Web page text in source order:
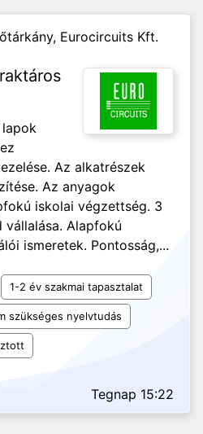
Eurocircuits Kft.
Az alkatrészek
Az anyagok
iskolai végzettség. 3
vállalása. Alapfokú
ismeretek. Pontosság,...
1-2 év szakmai tapasztalat
szükséges nyelvtudás
Tegnap 15:22